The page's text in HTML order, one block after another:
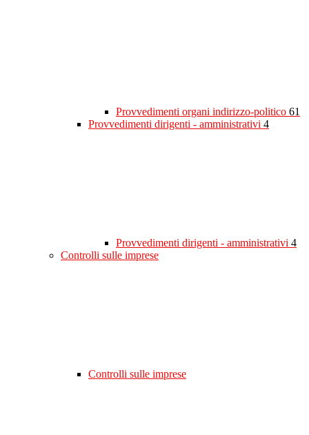
Provvedimenti organi indirizzo-politico 61
Provvedimenti dirigenti - amministrativi 4
Provvedimenti dirigenti - amministrativi 4
Controlli sulle imprese
Controlli sulle imprese